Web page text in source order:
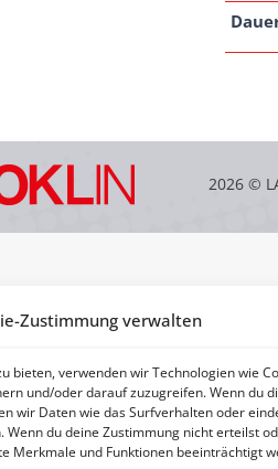
Zustimmung verwalten
bieten, verwenden wir Technologien wie
und/oder darauf zuzugreifen. Wenn du
wir Daten wie das Surfverhalten oder
Wenn du deine Zustimmung nicht erteilst
Merkmale und Funktionen beeinträchtigt
2026 ©